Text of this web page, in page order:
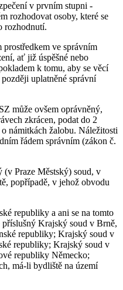
v prvním stupni -
rozhodovat osoby, které se
rozhodnutí.
ve správním
ať již úspěšné nebo
k tomu, aby se věcí
uplatněné správní
může ovšem oprávněný,
zkrácen, podat do 2
námitkách žalobu. Náležitosti
řádem správním (zákon č.
Praze Městský) soud, v
popřípadě, v jehož obvodu
republiky a ani se na tomto
Krajský soud v Brně,
republiky; Krajský soud v
republiky; Krajský soud v
republiky Německo;
má-li bydliště na území